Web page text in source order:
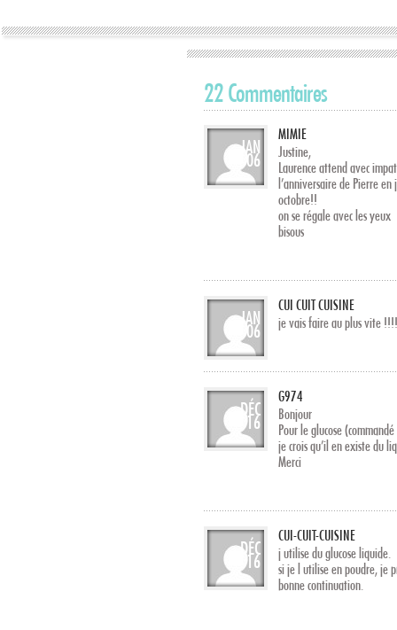
22 Commentaires
JAN
06
MIMIE
Justine,
Laurence attend avec
l’anniversaire de Pierre en
octobre!!
on se régale avec les yeux
bisous
JAN
06
CUI CUIT CUISINE
je vais faire au plus vite
DÉC
16
G974
Bonjour
Pour le glucose
je crois qu’il en existe du
Merci
DÉC
16
CUI-CUIT-CUISINE
j utilise du glucose liquide.
si je l utilise en poudre, je
bonne continuation.